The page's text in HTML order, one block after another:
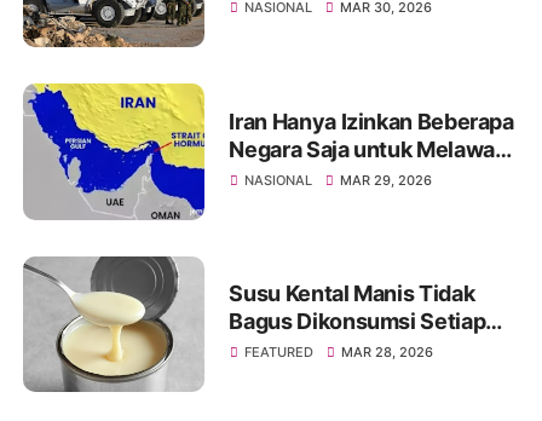
NASIONAL MAR 30, 2026
Iran Hanya Izinkan Beberapa
Negara Saja untuk Melawati
Selat Hormuz, Ini Daftarnya
NASIONAL MAR 29, 2026
Susu Kental Manis Tidak
Bagus Dikonsumsi Setiap
Hari? Simak Penjelasannya
FEATURED MAR 28, 2026